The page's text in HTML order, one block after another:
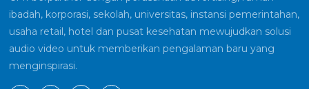
ibadah, korporasi, sekolah, universitas, instansi pemerintahan,
usaha retail, hotel dan pusat kesehatan mewujudkan solusi
audio video untuk memberikan pengalaman baru yang
menginspirasi.